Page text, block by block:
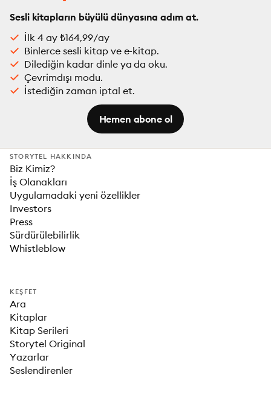
Sesli kitapların büyülü dünyasına adım at.
İlk 4 ay ₺164,99/ay
Binlerce sesli kitap ve e-kitap.
Dilediğin kadar dinle ya da oku.
Çevrimdışı modu.
İstediğin zaman iptal et.
Hemen abone ol
STORYTEL HAKKINDA
Biz Kimiz?
İş Olanakları
Uygulamadaki yeni özellikler
Investors
Press
Sürdürülebilirlik
Whistleblow
KEŞFET
Ara
Kitaplar
Kitap Serileri
Storytel Original
Yazarlar
Seslendirenler